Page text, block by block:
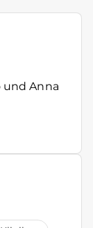
und Anna